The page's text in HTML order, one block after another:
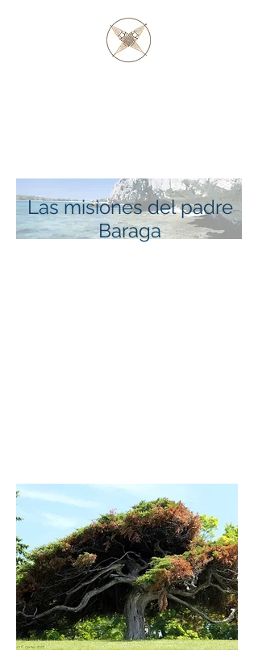
Las misiones del padre
Baraga